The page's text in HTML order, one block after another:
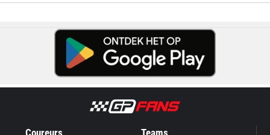
Coureurs Teams